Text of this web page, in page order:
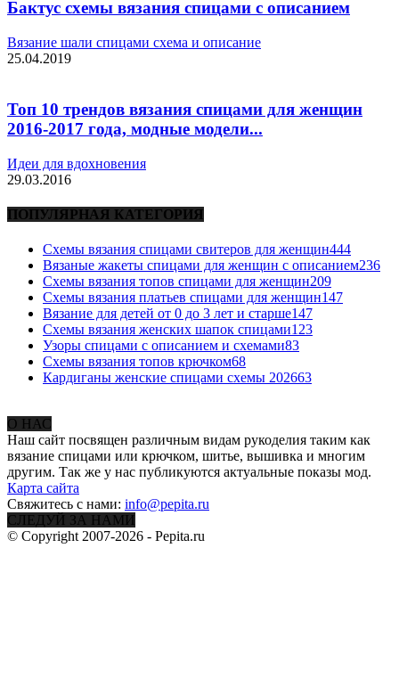
Бактус схемы вязания спицами с описанием
Вязание шали спицами схема и описание
25.04.2019
Топ 10 трендов вязания спицами для женщин
2016-2017 года, модные модели...
Идеи для вдохновения
29.03.2016
ПОПУЛЯРНАЯ КАТЕГОРИЯ
Схемы вязания спицами свитеров для женщин444
Вязаные жакеты спицами для женщин с описанием236
Схемы вязания топов спицами для женщин209
Схемы вязания платьев спицами для женщин147
Вязание для детей от 0 до 3 лет и старше147
Схемы вязания женских шапок спицами123
Узоры спицами с описанием и схемами83
Схемы вязания топов крючком68
Кардиганы женские спицами схемы 202663
О НАС
Наш сайт посвящен различным видам рукоделия таким как
вязание спицами или крючком, шитье, вышивка и многим
другим. Так же у нас публикуются актуальные показы мод.
Карта сайта
Свяжитесь с нами: info@pepita.ru
СЛЕДУЙ ЗА НАМИ
© Copyright 2007-2026 - Pepita.ru